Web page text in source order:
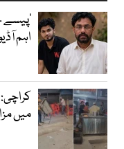
’پیسے
اہم
میں مزاحمت،